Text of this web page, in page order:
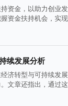
资金，以助力创业
资金扶持机会，实
续发展分析
济转型与可持续发
文章还指出，通过